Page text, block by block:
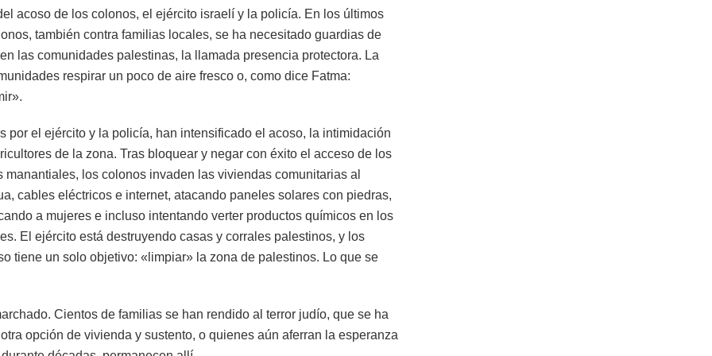
acoso de los colonos, el ejército israelí y la policía. En los últimos
también contra familias locales, se ha necesitado guardias de
las comunidades palestinas, la llamada presencia protectora. La
respirar un poco de aire fresco o, como dice Fatma:
por el ejército y la policía, han intensificado el acoso, la intimidación
de la zona. Tras bloquear y negar con éxito el acceso de los
los colonos invaden las viviendas comunitarias al
cables eléctricos e internet, atacando paneles solares con piedras,
a mujeres e incluso intentando verter productos químicos en los
El ejército está destruyendo casas y corrales palestinos, y los
tiene un solo objetivo: «limpiar» la zona de palestinos. Lo que se
Cientos de familias se han rendido al terror judío, que se ha
opción de vivienda y sustento, o quienes aún aferran la esperanza